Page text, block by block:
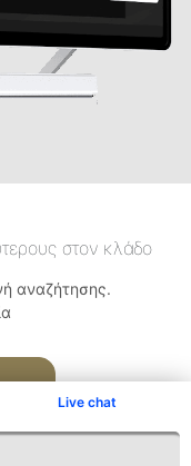
Live chat
στον κλάδο
αναζήτησης.